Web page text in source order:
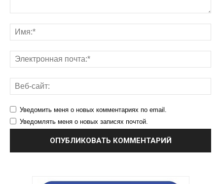
Уведомить меня о новых комментариях по email.
Уведомлять меня о новых записях почтой.